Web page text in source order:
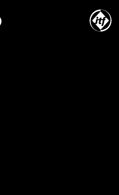
main